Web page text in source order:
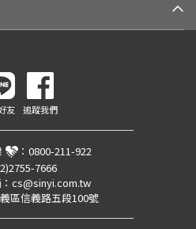
友 追蹤我們
： 0800-211-922
7666
cs@sinyi.com.tw
區信義路五段100號